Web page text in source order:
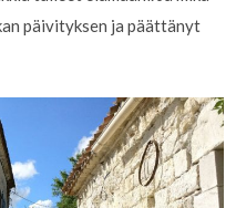
päivityksen ja päättänyt